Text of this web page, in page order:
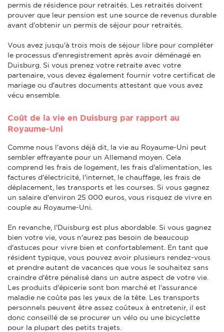
permis de résidence pour retraités. Les retraités doivent
prouver que leur pension est une source de revenus durable
avant d'obtenir un permis de séjour pour retraités.
Vous avez jusqu'à trois mois de séjour libre pour compléter
le processus d'enregistrement après avoir déménagé en
Duisburg. Si vous prenez votre retraite avec votre
partenaire, vous devez également fournir votre certificat de
mariage ou d'autres documents attestant que vous avez
vécu ensemble.
Coût de la vie en Duisburg par rapport au
Royaume-Uni
Comme nous l'avons déjà dit, la vie au Royaume-Uni peut
sembler effrayante pour un Allemand moyen. Cela
comprend les frais de logement, les frais d'alimentation, les
factures d'électricité, l'internet, le chauffage, les frais de
déplacement, les transports et les courses. Si vous gagnez
un salaire d'environ 25 000 euros, vous risquez de vivre en
couple au Royaume-Uni.
En revanche, l'Duisburg est plus abordable. Si vous gagnez
bien votre vie, vous n'aurez pas besoin de beaucoup
d'astuces pour vivre bien et confortablement. En tant que
résident typique, vous pouvez avoir plusieurs rendez-vous
et prendre autant de vacances que vous le souhaitez sans
craindre d'être pénalisé dans un autre aspect de votre vie.
Les produits d'épicerie sont bon marché et l'assurance
maladie ne coûte pas les yeux de la tête. Les transports
personnels peuvent être assez coûteux à entretenir, il est
donc conseillé de se procurer un vélo ou une bicyclette
pour la plupart des petits trajets.